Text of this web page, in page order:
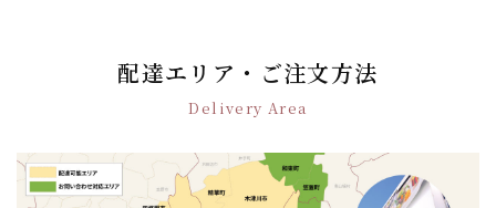
ン
配達エリア・ご注文方法
Delivery Area